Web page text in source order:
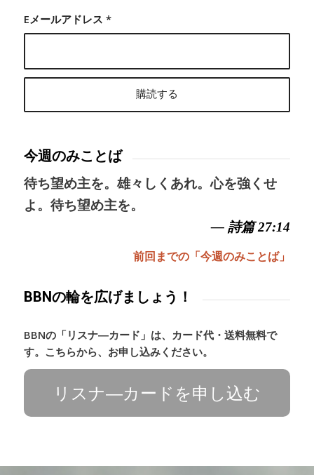
Eメールアドレス *
今週のみことば
待ち望め主を。雄々しくあれ。心を強くせ
よ。待ち望め主を。
— 詩篇 27:14
前回までの「今週のみことば」
BBNの輪を広げましょう！
BBNの「リスナ―カード」は、カード代・送料無料で
す。こちらから、お申し込みください。
リスナ―カードを申し込む